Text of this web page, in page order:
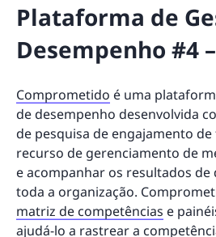
Plataforma de
Desempenho #4
Comprometido é uma
de desempenho desenvolvida
de pesquisa de engajamento
recurso de gerenciamento de
e acompanhar os resultados de
toda a organização.
matriz de competências e
ajudá-lo a rastrear a